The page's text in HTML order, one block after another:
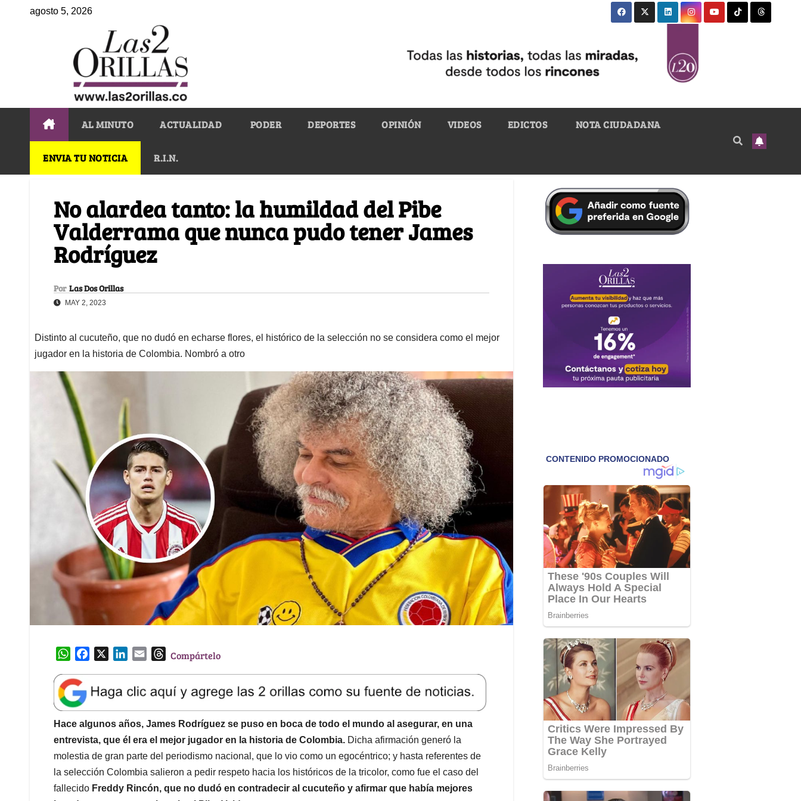
agosto 5, 2026
AL MINUTO ACTUALIDAD PODER DEPORTES OPINIÓN VIDEOS EDICTOS NOTA CIUDADANA
ENVIA TU NOTICIA R.I.N.
No alardea tanto: la humildad del Pibe
Valderrama que nunca pudo tener James
Rodríguez
Por Las Dos Orillas
MAY 2, 2023
Distinto al cucuteño, que no dudó en echarse flores, el histórico de la selección no se considera como el mejor
jugador en la historia de Colombia. Nombró a otro
W
a
t
s
A
p
p
e
b
o
o
k
k
e
d
I
n
l
T
e
a
d
s
Compártelo
Hace algunos años, James Rodríguez se puso en boca de todo el mundo al asegurar, en una
entrevista, que él era el mejor jugador en la historia de Colombia. Dicha afirmación generó la
molestia de gran parte del periodismo nacional, que lo vio como un egocéntrico; y hasta referentes de
la selección Colombia salieron a pedir respeto hacia los históricos de la tricolor, como fue el caso del
fallecido Freddy Rincón, que no dudó en contradecir al cucuteño y afirmar que había mejores